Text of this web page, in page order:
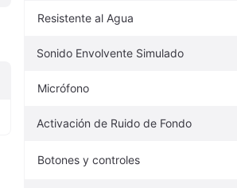
Resistente al Agua
Sonido Envolvente Simulado
Micrófono
Activación de Ruido de Fondo
Botones y controles